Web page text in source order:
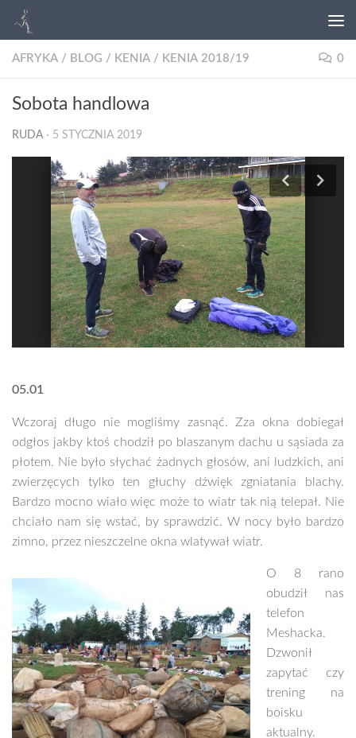
AFRYKA / BLOG / KENIA / KENIA 2018/19 0
Sobota handlowa
RUDA · 5 STYCZNIA 2019
05.01
Wczoraj długo nie mogliśmy zasnąć. Zza okna dobiegał
odgłos jakby ktoś chodził po blaszanym dachu u sąsiada za
płotem. Nie było słychać żadnych głosów, ani ludzkich, ani
zwierzęcych tylko ten głuchy dźwięk zgniatania blachy.
Bardzo mocno wiało więc może to wiatr tak nią telepał. Nie
chciało nam się wstać, by sprawdzić. W nocy było bardzo
zimno, przez nieszczelne okna wlatywał wiatr.
O 8 rano
obudził nas
telefon
Meshacka.
Dzwonił
zapytać czy
trening na
boisku
aktualny.